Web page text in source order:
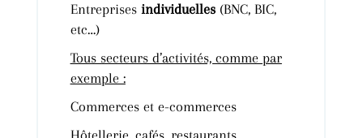
Entreprises individuelles(BNC, BIC,
etc…)
Tous secteurs d’activités, comme par
exemple :
Commerces et e-commerces